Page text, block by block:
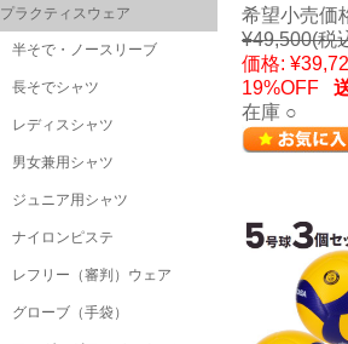
希望小売価
¥49,500(税
価格:
19%OFF
在庫 ○
プラクティスウェア
半そで・ノースリーブ
長そでシャツ
レディスシャツ
男女兼用シャツ
ジュニア用シャツ
ナイロンピステ
レフリー（審判）ウェア
グローブ（手袋）